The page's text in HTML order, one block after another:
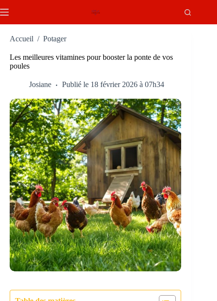
au
Accueil / Potager
Les meilleures vitamines pour booster la ponte de vos
poules
Josiane Publié le 18 février 2026 à 07h34